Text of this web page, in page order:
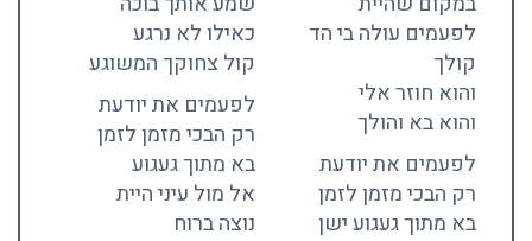
לפעמים עולה בי הד
קולך
והוא חוזר אלי
והוא בא והולך
לפעמים את יודעת
רק הבכי מזמן לזמן
בא מתוך געגוע ישן
כאילו לא נרגע
קול צחוקך המשוגע
לפעמים את יודעת
רק הבכי מזמן לזמן
בא מתוך געגוע
אל מול עיני היית
נוצה ברוח